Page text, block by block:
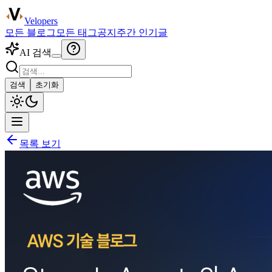
Velopers
모든 블로그 모든 태그공지 주간 인기글
AI 검색
검색 초기화
목록 보기